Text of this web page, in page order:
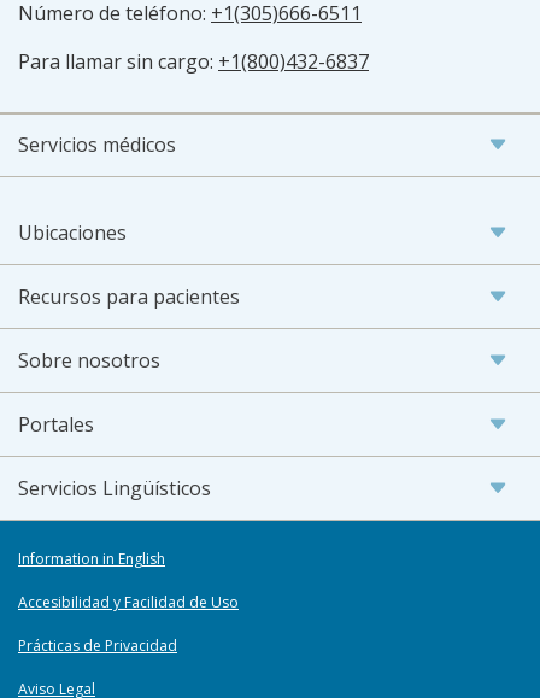
Número de teléfono: +1(305)666-6511
Para llamar sin cargo: +1(800)432-6837
Servicios médicos
Ubicaciones
Recursos para pacientes
Sobre nosotros
Portales
Servicios Lingüísticos
Information in English
Accesibilidad y Facilidad de Uso
Prácticas de Privacidad
Aviso Legal